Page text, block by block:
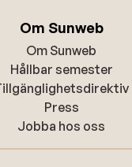
Om Sunweb
Om Sunweb
Hållbar semester
Press
Jobba hos oss